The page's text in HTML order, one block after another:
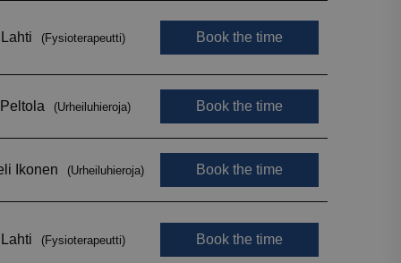
on hyödyllistä
voidaan tehdä